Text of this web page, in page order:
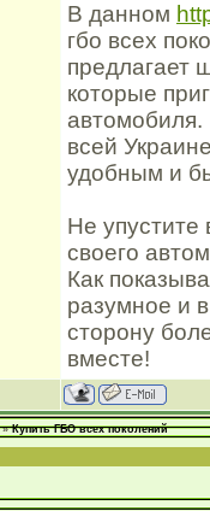
В данном
гбо всех
предлагает
которые
автомобиля.
всей
удобным и
Не упустите
своего
Как
разумное и
сторону
вместе!
» Купить ГБО всех поколений